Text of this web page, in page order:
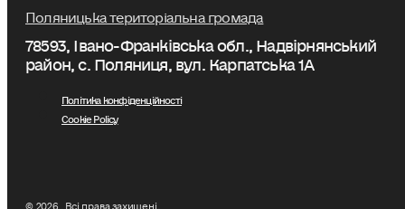
Поляницька територіальна громада
78593, Івано-Франківська обл., Надвірнянський
район, с. Поляниця, вул. Карпатська 1А
Політика конфіденційності
Cookie Policy
© 2026 . Всі права захищені.